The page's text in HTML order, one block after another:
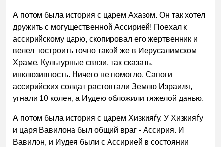
А потом была история с царем Ахазом. Он так хотел
дружить с могущественной Ассирией! Поехал к
ассирийскому царю, скопировал его жертвенник и
велел построить точно такой же в Иерусалимском
Храме. Культурные связи, так сказать,
инклюзивность. Ничего не помогло. Сапоги
ассирийских солдат растоптали Землю Израиля,
угнали 10 колен, а Иудею обложили тяжелой данью.
А потом была история с царем Хизкияѓу. У Хизкияѓу
и царя Вавилона был общий враг - Ассирия. И
Вавилон, и Иудея были с Ассирией в состоянии